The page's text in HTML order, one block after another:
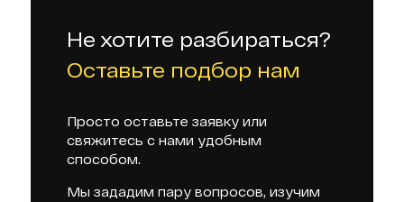
Не хотите разбираться?
Оставьте подбор нам
Просто оставьте заявку или
свяжитесь с нами удобным
способом.
Мы зададим пару вопросов, изучим